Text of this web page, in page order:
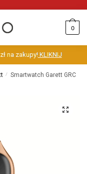
0
na zakupy!KLIKNIJ
/ Smartwatch Garett GRC